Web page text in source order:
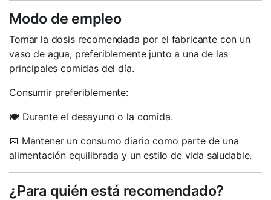
Modo de empleo
Tomar la dosis recomendada por el fabricante con un
vaso de agua, preferiblemente junto a una de las
principales comidas del día.
Consumir preferiblemente:
🍽️ Durante el desayuno o la comida.
📅 Mantener un consumo diario como parte de una
alimentación equilibrada y un estilo de vida saludable.
¿Para quién está recomendado?